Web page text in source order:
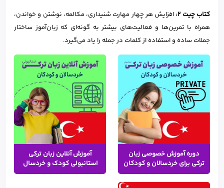
کتاب چیت 2:
افزایش هر چهار مهارت شنیداری، مکالمه، نوشتن و خواندن،
همراه با تمرین‌ها و فعالیت‌های بیشتر به گونه‌ای که زبان‌آموز ساختار
جملات ساده و استفاده از کلمات در جمله را یاد می‌گیرد.
دوره آموزش خصوصی زبان
ترکی برای خردسالان و کودکان
آموزش آنلاین زبان ترکی
استانبولی کودک و خردسال